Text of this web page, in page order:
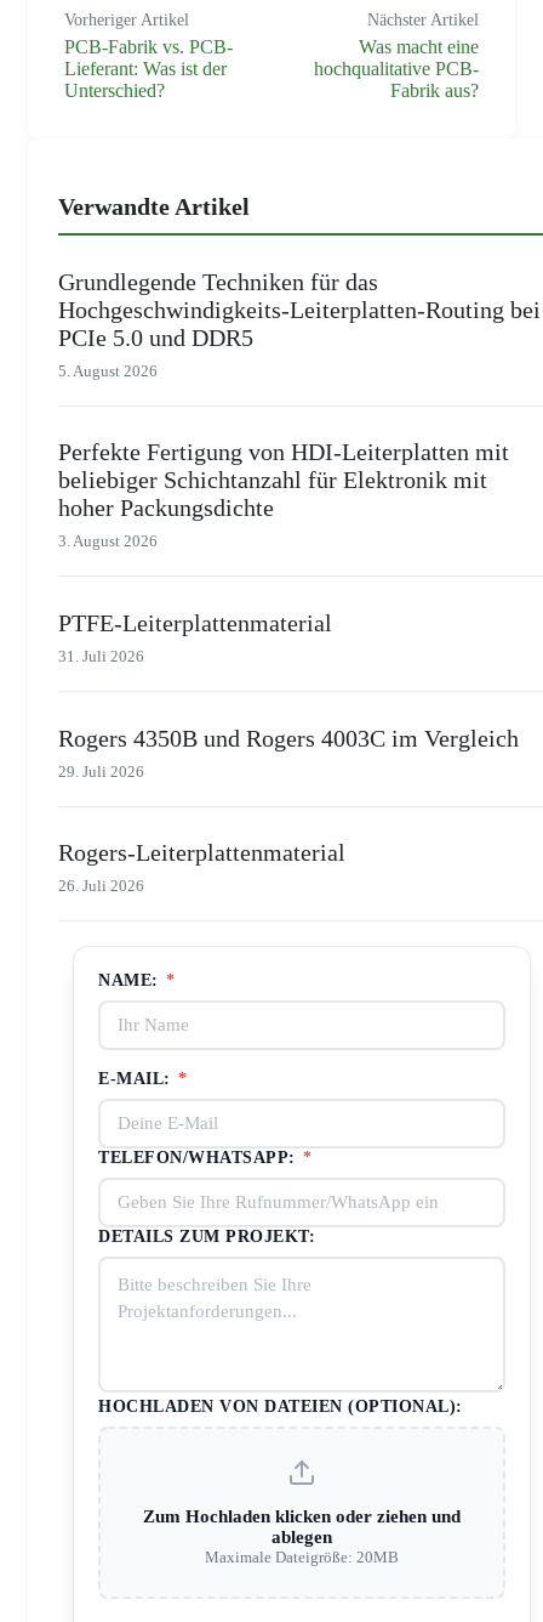
Vorheriger Artikel
PCB-Fabrik vs. PCB-
Lieferant: Was ist der
Unterschied?
Nächster Artikel
Was macht eine
hochqualitative PCB-
Fabrik aus?
Verwandte Artikel
Grundlegende Techniken für das
Hochgeschwindigkeits-Leiterplatten-Routing bei
PCIe 5.0 und DDR5
5. August 2026
Perfekte Fertigung von HDI-Leiterplatten mit
beliebiger Schichtanzahl für Elektronik mit
hoher Packungsdichte
3. August 2026
PTFE-Leiterplattenmaterial
31. Juli 2026
Rogers 4350B und Rogers 4003C im Vergleich
29. Juli 2026
Rogers-Leiterplattenmaterial
26. Juli 2026
NAME: *
E-MAIL: *
TELEFON/WHATSAPP: *
DETAILS ZUM PROJEKT:
HOCHLADEN VON DATEIEN (OPTIONAL):
Zum Hochladen klicken oder ziehen und
ablegen
Maximale Dateigröße: 20MB